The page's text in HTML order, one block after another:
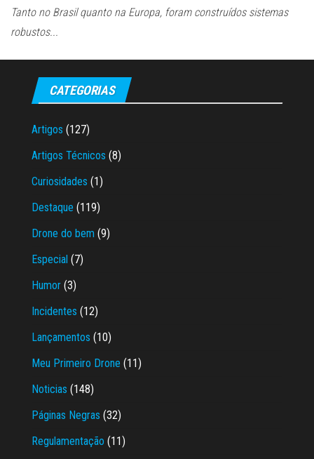
Tanto no Brasil quanto na Europa, foram construídos sistemas
robustos...
CATEGORIAS
Artigos (127)
Artigos Técnicos (8)
Curiosidades (1)
Destaque (119)
Drone do bem (9)
Especial (7)
Humor (3)
Incidentes (12)
Lançamentos (10)
Meu Primeiro Drone (11)
Noticias (148)
Páginas Negras (32)
Regulamentação (11)